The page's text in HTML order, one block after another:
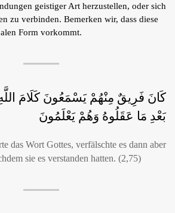
geistiger Art herzustellen, oder sich
zu verbinden. Bemerken wir, dass diese
Form vorkommt.
كَانَ فَرِيقٌ مِنْهُمْ يَسْمَعُونَ كَلَامَ
بَعْدِ مَا عَقَلُوهُ وَهُمْ يَعْلَمُونَ
das Wort Gottes, verfälschte es dann aber
sie es verstanden hatten. (2,75)